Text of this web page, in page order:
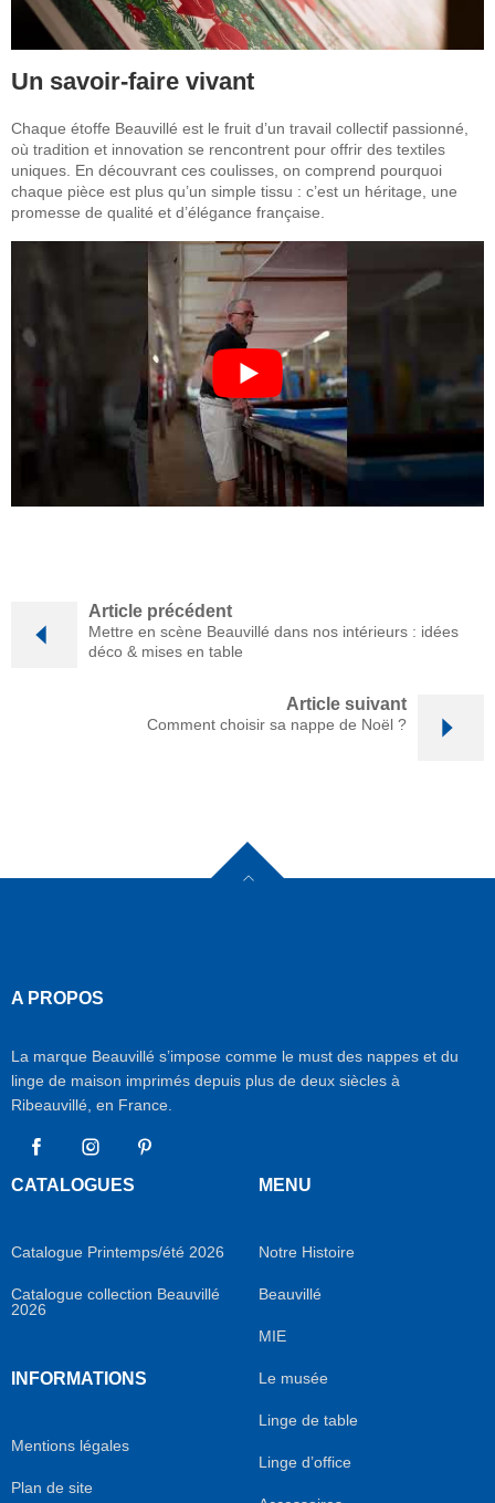
Un savoir-faire vivant
Chaque étoffe Beauvillé est le fruit d’un travail collectif passionné,
où tradition et innovation se rencontrent pour offrir des textiles
uniques. En découvrant ces coulisses, on comprend pourquoi
chaque pièce est plus qu’un simple tissu : c’est un héritage, une
promesse de qualité et d’élégance française.
Article précédent
Mettre en scène Beauvillé dans nos intérieurs : idées
déco & mises en table
Article suivant
Comment choisir sa nappe de Noël ?
A PROPOS
La marque Beauvillé s’impose comme le must des nappes et du
linge de maison imprimés depuis plus de deux siècles à
Ribeauvillé, en France.
FacebookInstagram
CATALOGUES
Catalogue Printemps/été 2026
Catalogue collection Beauvillé
2026
INFORMATIONS
Mentions légales
Plan de site
MENU
Notre Histoire
Beauvillé
MIE
Le musée
Linge de table
Linge d’office